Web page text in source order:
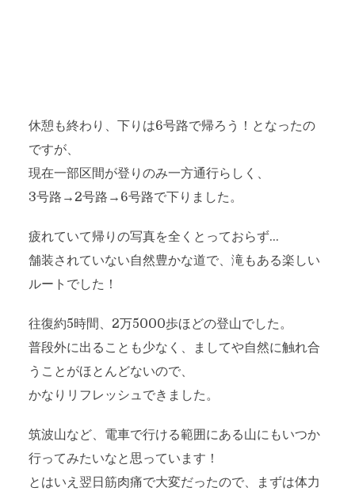
休憩も終わり、下りは6号路で帰ろう！となったの
ですが、
現在一部区間が登りのみ一方通行らしく、
3号路→2号路→6号路で下りました。
疲れていて帰りの写真を全くとっておらず…
舗装されていない自然豊かな道で、滝もある楽しい
ルートでした！
往復約5時間、2万5000歩ほどの登山でした。
普段外に出ることも少なく、ましてや自然に触れ合
うことがほとんどないので、
かなりリフレッシュできました。
筑波山など、電車で行ける範囲にある山にもいつか
行ってみたいなと思っています！
とはいえ翌日筋肉痛で大変だったので、まずは体力